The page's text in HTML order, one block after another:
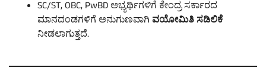
SC/ST, OBC, PwBD ಅಭ್ಯರ್ಥಿಗಳಿಗೆ ಕೇಂದ್ರ ಸರ್ಕಾರದ
ಮಾನದಂಡಗಳಿಗೆ ಅನುಗುಣವಾಗಿ ವಯೋಮಿತಿ ಸಡಿಲಿಕೆ
ನೀಡಲಾಗುತ್ತದೆ.